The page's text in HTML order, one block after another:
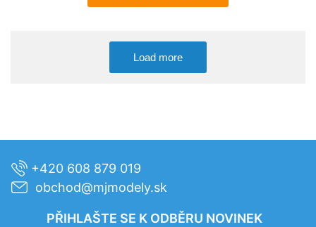
Load more
+420 608 879 019
obchod@mjmodely.sk
PŘIHLAŠTE SE K ODBĚRU NOVINEK